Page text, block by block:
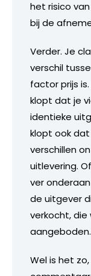
het risico
bij de
Verder. Je
verschil
factor prijs
klopt dat je
identieke
klopt ook dat
verschillen
uitlevering.
ver
de uitgever
verkocht, die
aangeboden.
Wel is het